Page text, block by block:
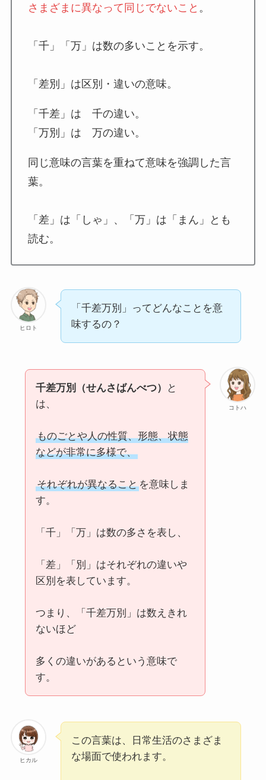
やすく解説してみた
千思万考(せんしばんこう)の意味は？由来・例
やすく解説
例文をわかりやすく解説
有為転変(ういてんぺん)の意味とは？使い方や
例文も詳しく解説
優柔不断(ゆうじゅうふだん）とは？意味を例文
勇猛果敢(ゆうもうかかん)をわかりやすく解
説！意味・読み方・例文まとめ
眼高手低(がんこうしゅてい)とは？意味・由
来・使い方をわかりやすく解説
単純明快(たんじゅんめいかい)の意味とは？使
阿漕(あこぎ)の正しい意味と使い方５選！例文
慚愧に堪えない（ざんきにたえない）の正しい
意味と使い方５選！例文もわかりやすく解説
さまざまに異なって同じでないこと 。
「千」「万」は数の多いことを示す。
「差別」は区別・違いの意味。
「千差」は 千の違い。
「万別」は 万の違い。
同じ意味の言葉を重ねて意味を強調した言
葉。
「差」は「しゃ」、「万」は「まん」とも
読む。
ヒロト
「千差万別」ってどんなことを意
味するの？
コトハ
千差万別（せんさばんべつ）
と
は、
ものごとや人の性質、形態、状態
などが非常に多様で、
それぞれが異なることを意味しま
す。
「千」「万」は数の多さを表し、
「差」「別」はそれぞれの違いや
区別を表しています。
つまり、「千差万別」は数えきれ
ないほど
多くの違いがあるという意味で
す。
ヒカル
この言葉は、日常生活のさまざま
な場面で使われます。